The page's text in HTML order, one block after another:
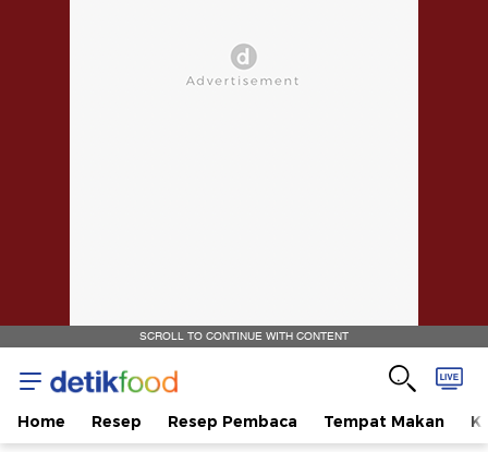
SCROLL TO CONTINUE WITH CONTENT
Home Resep Resep Pembaca Tempat Makan